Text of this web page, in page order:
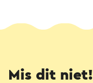
Mis dit niet!